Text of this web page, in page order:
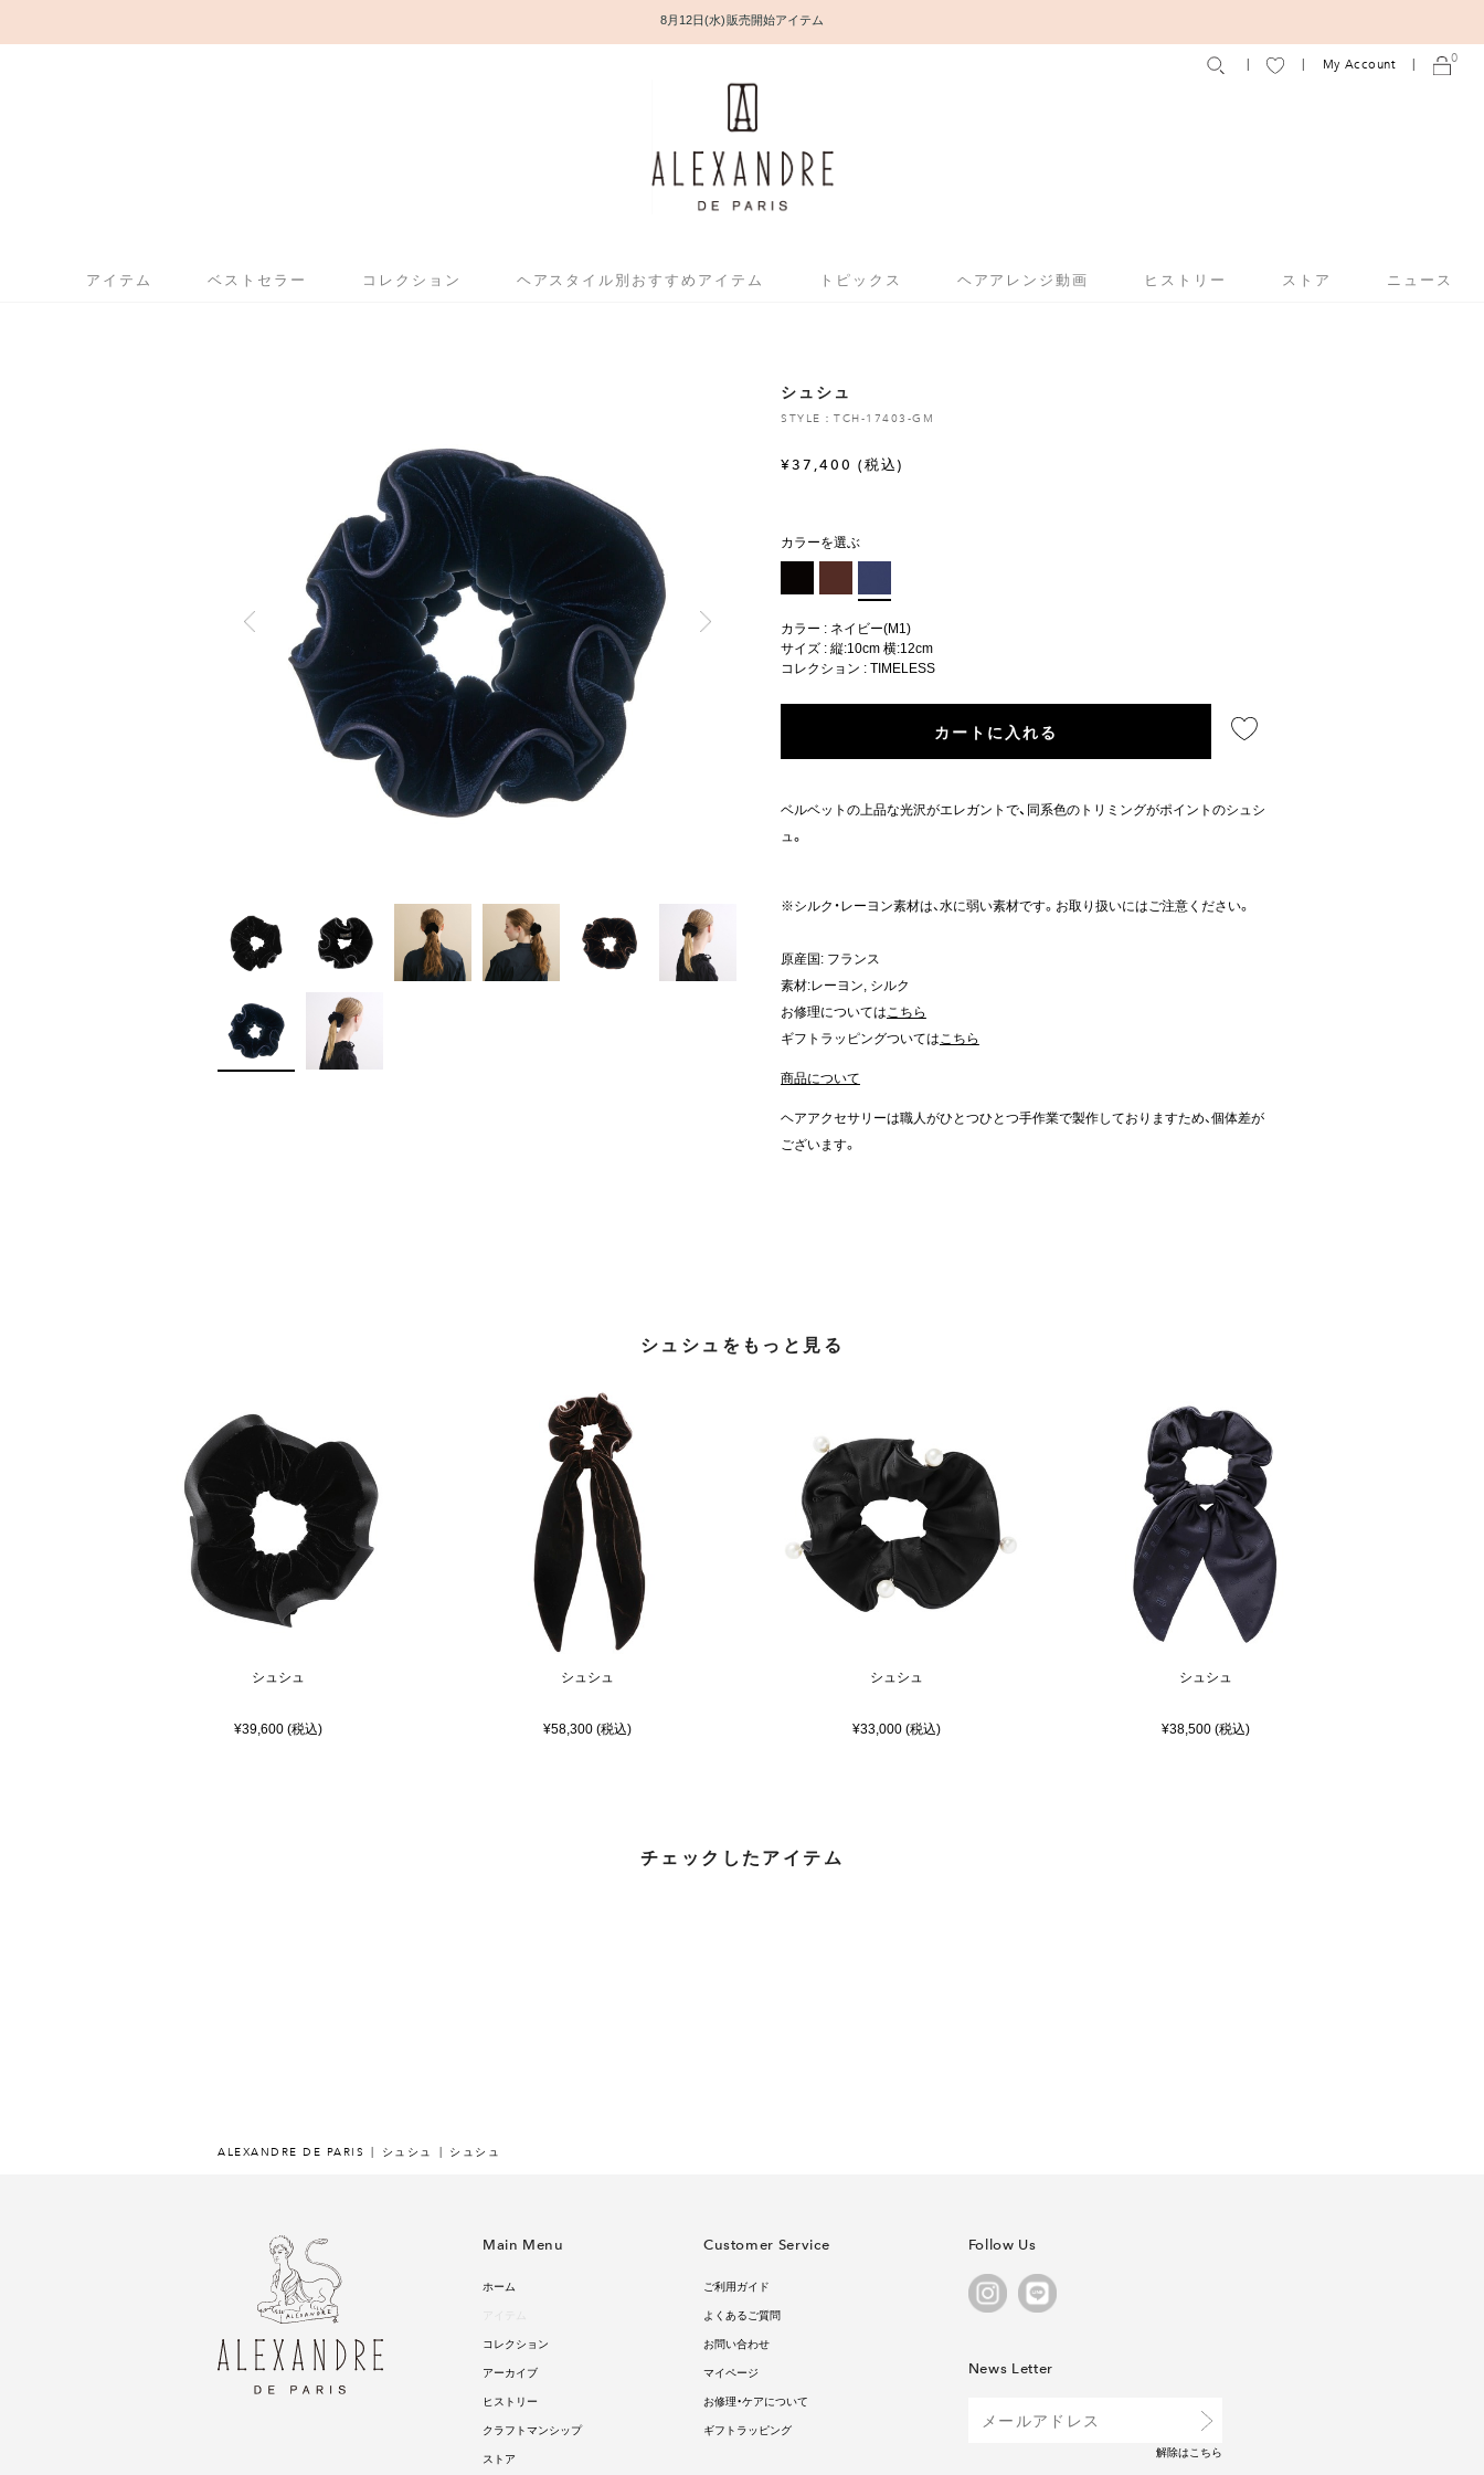
8月12日(水) 販売開始アイテム
アイテム ベストセラー コレクション ヘアスタイル別おすすめアイテム トピックス ヘアアレンジ動画 ヒストリー ストア ニュース
My Account 0
シュシュ
STYLE：TCH-17403-GM
¥37,400 (税込)
カラーを選ぶ
カラー : ネイビー(M1)
サイズ : 縦:10cm 横:12cm
コレクション :TIMELESS
カートに入れる
ベルベットの上品な光沢がエレガントで、同系色のトリミングがポイントのシュシ
ュ。
※シルク・レーヨン素材は、水に弱い素材です。お取り扱いにはご注意ください。
原産国: フランス
素材:レーヨン, シルク
お修理についてはこちら
ギフトラッピングついてはこちら
商品について
ヘアアクセサリーは職人がひとつひとつ手作業で製作しておりますため、個体差が
ございます。
シュシュをもっと見る
シュシュ
¥39,600 (税込)
シュシュ
¥58,300 (税込)
シュシュ
¥33,000 (税込)
シュシュ
¥38,500 (税込)
チェックしたアイテム
ALEXANDRE DE PARIS シュシュ シュシュ
Main Menu
ホーム
コレクション
アーカイブ
ヒストリー
クラフトマンシップ
ストア
Customer Service
ご利用ガイド
よくあるご質問
お問い合わせ
マイページ
お修理・ケアについて
ギフトラッピング
Follow Us
News Letter
解除はこちら